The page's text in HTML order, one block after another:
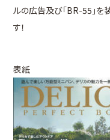
ルの広告及び「BR-55」を
す！
表紙